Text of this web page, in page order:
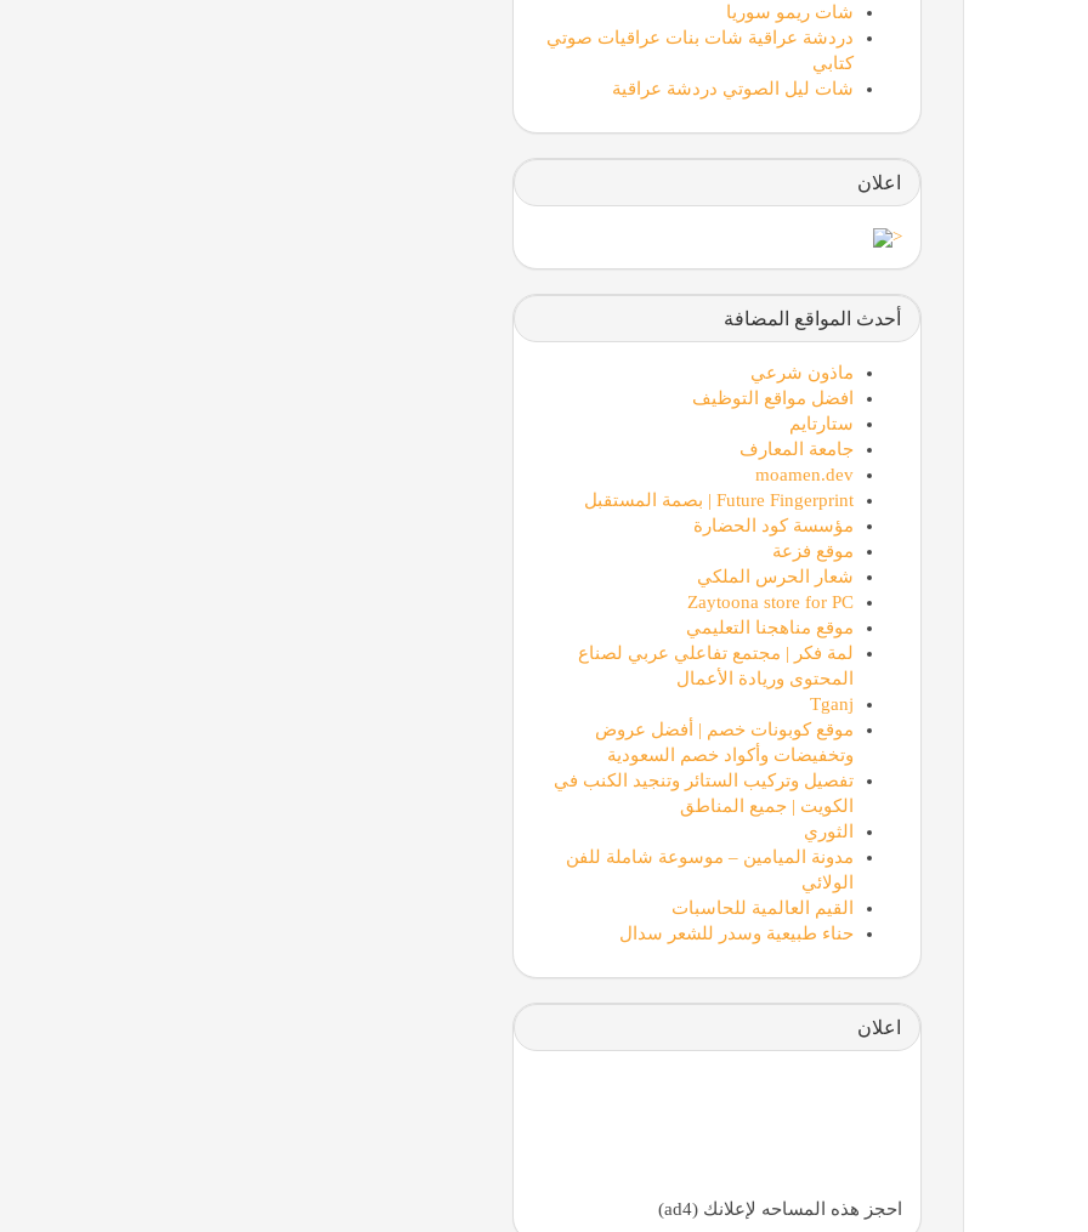
شات ريمو سوريا
دردشة عراقية شات بنات عراقيات صوتي
كتابي
شات ليل الصوتي دردشة عراقية
اعلان
<
أحدث المواقع المضافة
ماذون شرعي
افضل مواقع التوظيف
ستارتايم
جامعة المعارف
moamen.dev
Future Fingerprint | بصمة المستقبل
مؤسسة كود الحضارة
موقع فزعة
شعار الحرس الملكي
Zaytoona store for PC
موقع مناهجنا التعليمي
لمة فكر | مجتمع تفاعلي عربي لصناع
المحتوى وريادة الأعمال
Tganj
موقع كوبونات خصم | أفضل عروض
وتخفيضات وأكواد خصم السعودية
تفصيل وتركيب الستائر وتنجيد الكنب في
الكويت | جميع المناطق
الثوري
مدونة الميامين – موسوعة شاملة للفن
الولائي
القيم العالمية للحاسبات
حناء طبيعية وسدر للشعر سدال
اعلان
احجز هذه المساحه لإعلانك (ad4)